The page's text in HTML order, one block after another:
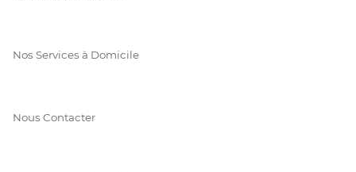
Nos Services à Domicile
Nous Contacter